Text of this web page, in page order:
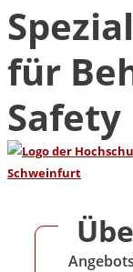
für
Safety